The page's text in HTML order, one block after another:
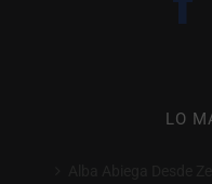
LO